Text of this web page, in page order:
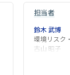
担当者
鈴木 武博
環境リスク
古山 昭子